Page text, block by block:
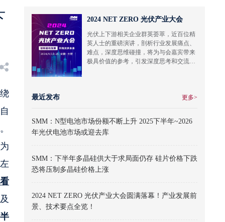
2024 NET ZERO 光伏产业大会
光伏上下游相关企业群英荟萃，近百位精
英人士的重磅演讲，剖析行业发展痛点、
难点，深度思维碰撞，将为与会嘉宾带来
极具价值的参考，引发深度思考和交流，
最近发布 更多>
SMM：N型电池市场份额不断上升 2025下半年~2026
年光伏电池市场或迎去库
SMM：下半年多晶硅供大于求局面仍存 硅片价格下跌
恐将压制多晶硅价格上涨
2024 NET ZERO 光伏产业大会圆满落幕！产业发展前
景、技术要点全览！